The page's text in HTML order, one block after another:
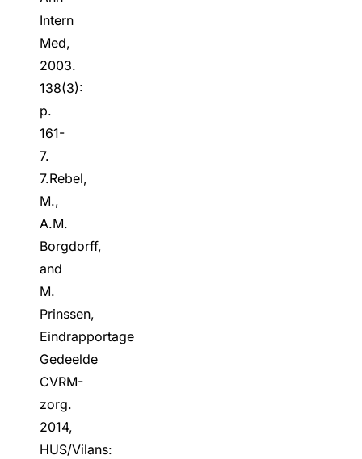
Intern
Med,
2003.
138(3):
p.
161-
7.
7.Rebel,
M.,
A.M.
Borgdorff,
and
M.
Prinssen,
Eindrapportage
Gedeelde
CVRM-
zorg.
2014,
HUS/Vilans: